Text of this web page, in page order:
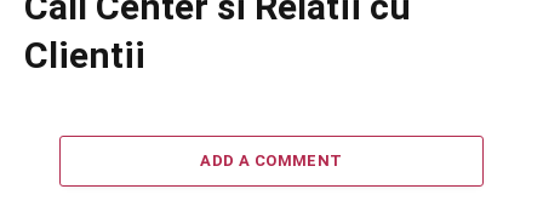
Clientii
ADD A COMMENT